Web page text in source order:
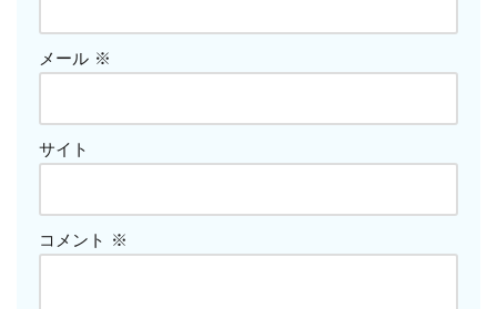
メール ※
サイト
コメント ※